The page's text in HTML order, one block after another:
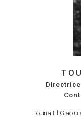
Touria El